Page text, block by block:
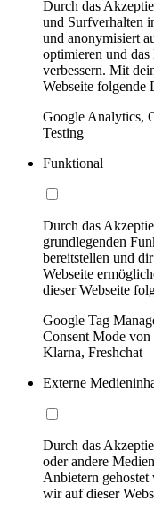
Durch das
und Surfverhalten
und anonymisiert
optimieren und
verbessern. Mit
Webseite folgende
Google Analytics,
Testing
Funktional
Durch das
grundlegenden
bereitstellen und
Webseite
dieser Webseite
Google Tag
Consent Mode
Klarna, Freshchat
Externe
Durch das
oder andere
Anbietern
wir auf dieser